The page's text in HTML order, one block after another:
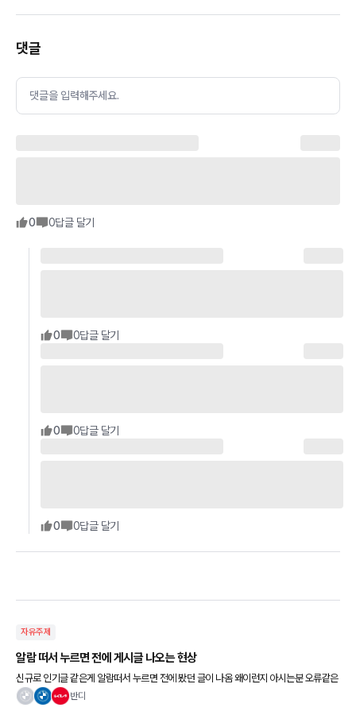
댓글
댓글을 입력해주세요.
0 0답글 달기
0 0답글 달기
0 0답글 달기
0 0답글 달기
자유주제
알람 떠서 누르면 전에 게시글 나오는 현상
신규로 인기글 같은게 알람떠서 누르면 전에 봤던 글이 나옴 왜이런지 아시는분 오류같은
데. 예를 들어 소렌토 글보고 끄고 나중에 비엠 게시글 알람 누르면 아까 본 소렌토 게시글
반디